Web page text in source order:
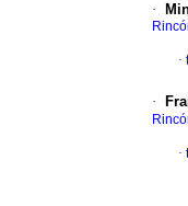
·
·
·
·